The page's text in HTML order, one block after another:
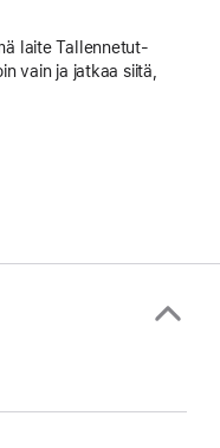
laite Tallennetut-
vain ja jatkaa siitä,